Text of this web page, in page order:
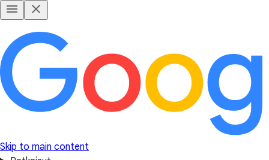
Skip to main content